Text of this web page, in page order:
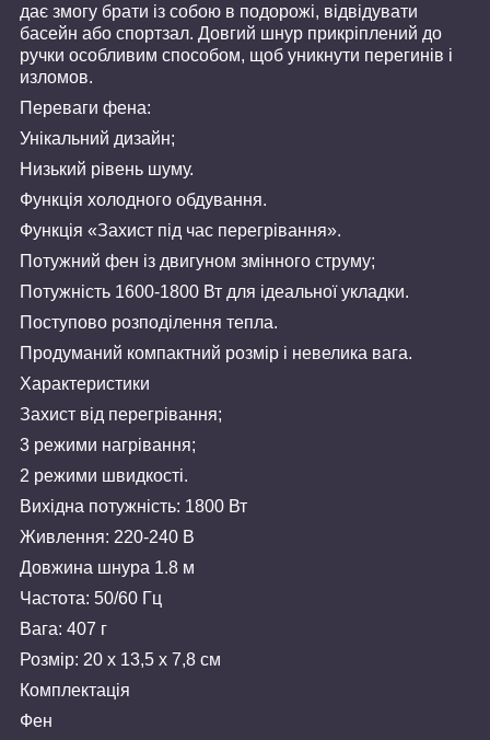
дає змогу брати із собою в подорожі, відвідувати
басейн або спортзал. Довгий шнур прикріплений до
ручки особливим способом, щоб уникнути перегинів і
изломов.
Переваги фена:
Унікальний дизайн;
Низький рівень шуму.
Функція холодного обдування.
Функція «Захист під час перегрівання».
Потужний фен із двигуном змінного струму;
Потужність 1600-1800 Вт для ідеальної укладки.
Поступово розподілення тепла.
Продуманий компактний розмір і невелика вага.
Характеристики
Захист від перегрівання;
3 режими нагрівання;
2 режими швидкості.
Вихідна потужність: 1800 Вт
Живлення: 220-240 В
Довжина шнура 1.8 м
Частота: 50/60 Гц
Вага: 407 г
Розмір: 20 х 13,5 х 7,8 см
Комплектація
Фен